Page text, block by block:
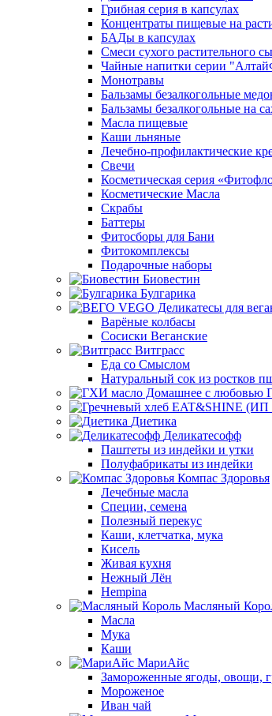
Грибная серия в капсулах
Концентраты пищевые на
БАДы в капсулах
Смеси сухого растительного
Чайные напитки серии
Монотравы
Бальзамы безалкогольные
Бальзамы безалкогольные на
Масла пищевые
Каши льняные
Лечебно-профилактические
Свечи
Косметическая серия
Косметические Масла
Скрабы
Баттеры
Фитосборы для Бани
Фитокомплексы
Подарочные наборы
Биовестин
Булгарика
Варёные колбасы
Сосиски Веганские
Витграсс
Еда со Смыслом
Натуральный сок из ростков
Диетика
Деликатесофф
Паштеты из индейки и утки
Полуфабрикаты из индейки
Компас Здоровья
Лечебные масла
Специи, семена
Полезный перекус
Каши, клетчатка, мука
Кисель
Живая кухня
Нежный Лён
Hempina
Масляный
Масла
Мука
Каши
МариАйс
Замороженные ягоды, овощи,
Мороженое
Иван чай